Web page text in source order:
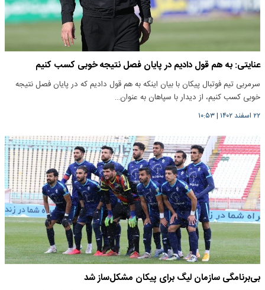
عنایتی: به هم قول دادیم در پایان فصل نتیجه خوبی کسب کنیم
سرمربی تیم فوتبال پیکان با بیان اینکه به هم قول دادیم که در پایان فصل نتیجه
خوبی کسب کنیم، از دیدار با سپاهان به عنوان…
۲۲ اسفند ۱۴۰۲ |۱۰:۵۳
بی‌برنامگی سازمان لیگ برای پیکان مشکل‌ساز شد